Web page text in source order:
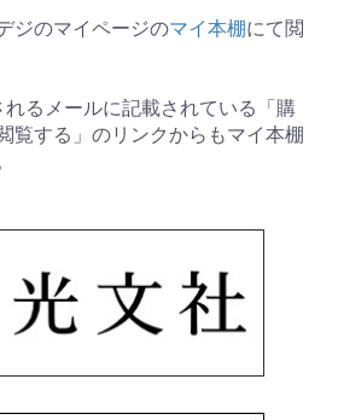
ジのマイページのマイ本棚にて閲
るメールに記載されている「購
覧する」のリンクからもマイ本棚